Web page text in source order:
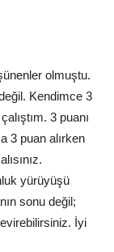
olmuştu.
Kendimce 3
3 puanı
3 puan alırken
yürüyüşü
sonu değil;
İyi